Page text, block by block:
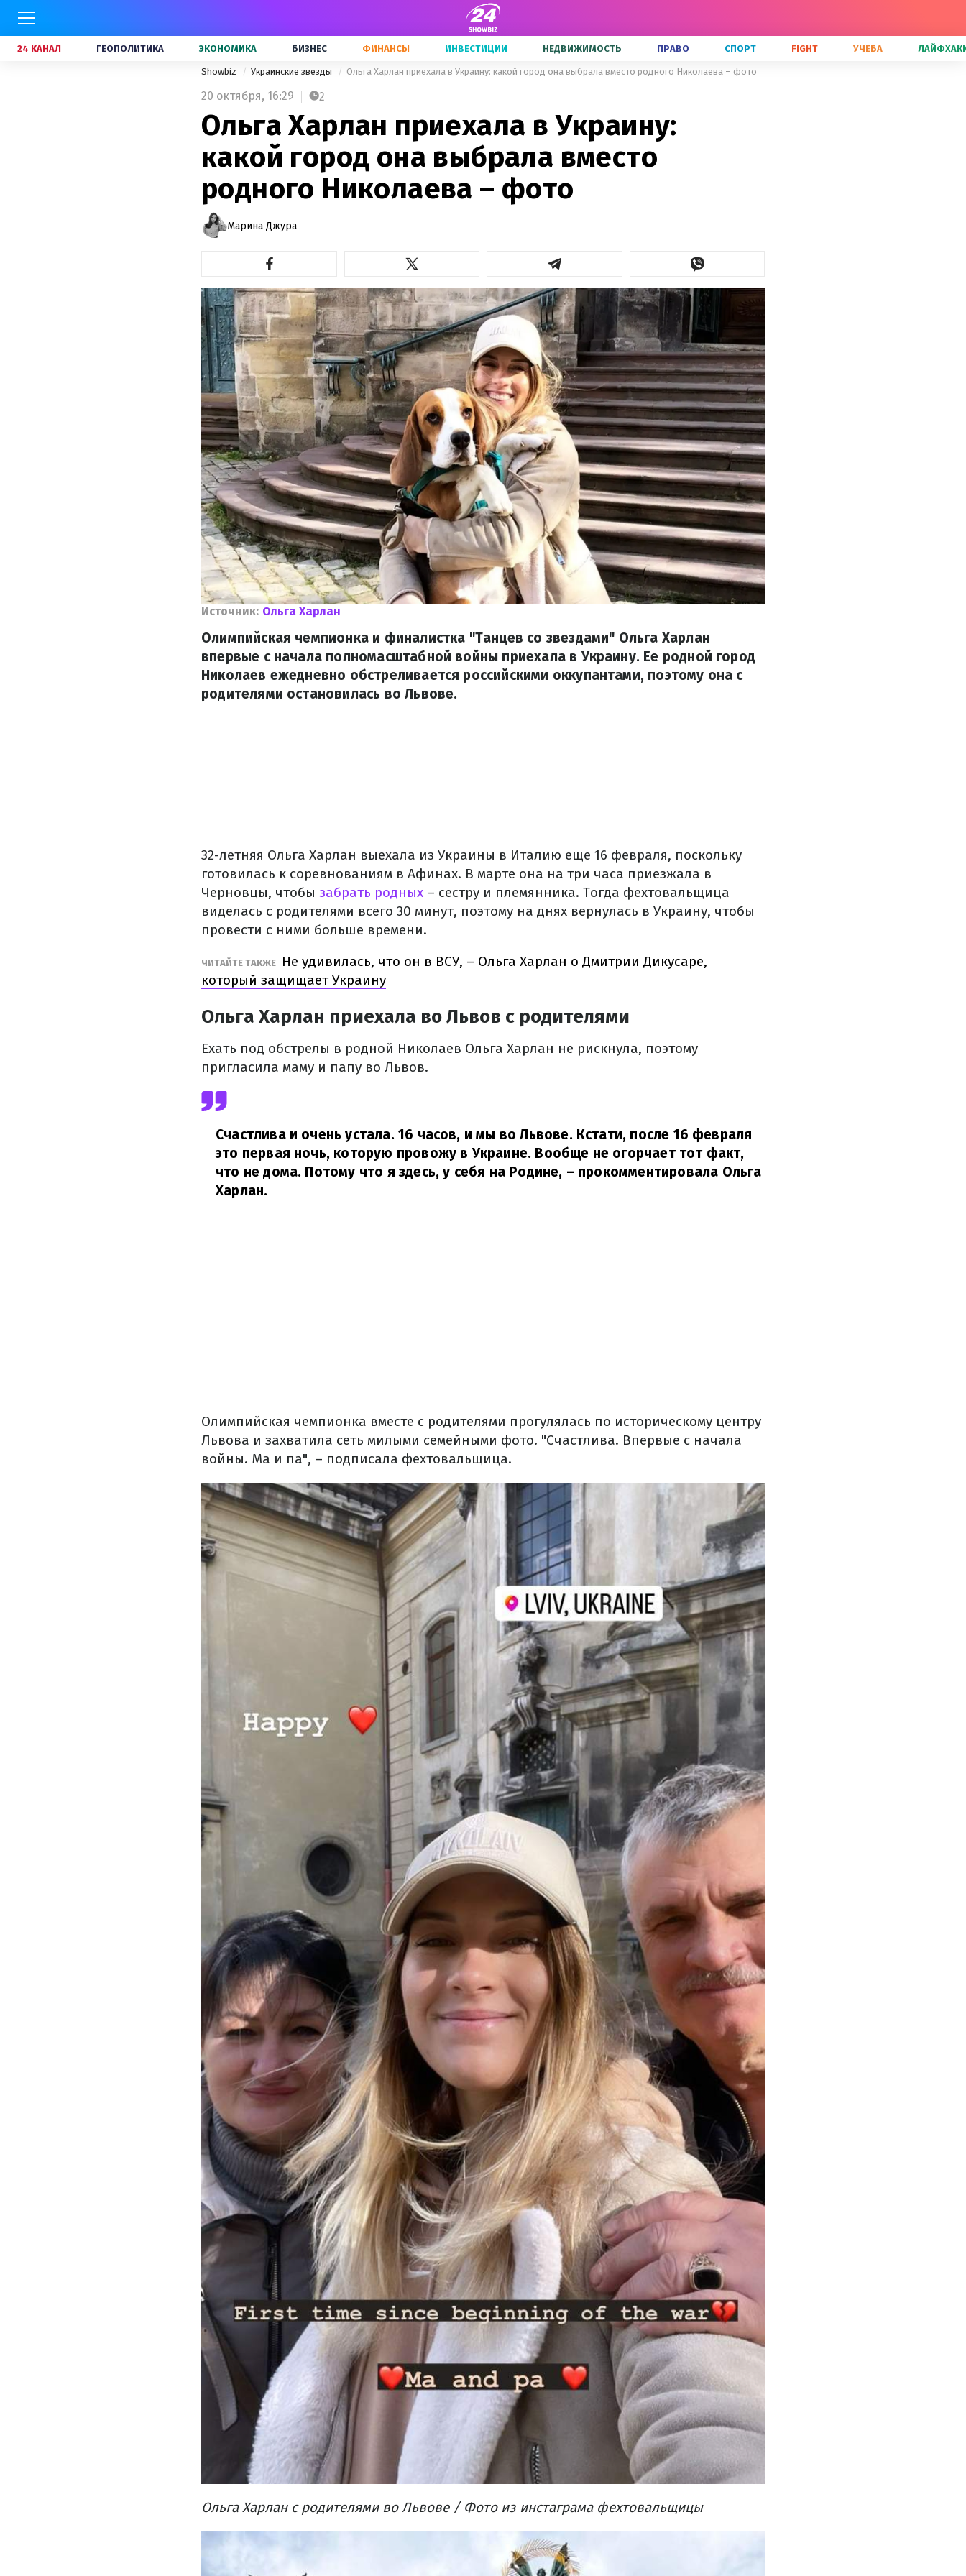
24 КАНАЛ ГЕОПОЛИТИКА ЭКОНОМИКА БИЗНЕС ФИНАНСЫ ИНВЕСТИЦИИ НЕДВИЖИМОСТЬ ПРАВО СПОРТ FIGHT УЧЕБА
Showbiz Украинские звезды Ольга Харлан приехала в Украину: какой город она выбрала вместо родного Николаева – фото
20 октября, 16:29 2
Ольга Харлан приехала в Украину:
какой город она выбрала вместо
родного Николаева – фото
Марина Джура
Источник: Ольга Харлан
Олимпийская чемпионка и финалистка "Танцев со звездами" Ольга Харлан
впервые с начала полномасштабной войны приехала в Украину. Ее родной город
Николаев ежедневно обстреливается российскими оккупантами, поэтому она с
родителями остановилась во Львове.
32-летняя Ольга Харлан выехала из Украины в Италию еще 16 февраля, поскольку
готовилась к соревнованиям в Афинах. В марте она на три часа приезжала в
Черновцы, чтобы забрать родных – сестру и племянника. Тогда фехтовальщица
виделась с родителями всего 30 минут, поэтому на днях вернулась в Украину, чтобы
провести с ними больше времени.
ЧИТАЙТЕ ТАКЖЕ
Не удивилась, что он в ВСУ, – Ольга Харлан о Дмитрии Дикусаре,
который защищает Украину
Ольга Харлан приехала во Львов с родителями
Ехать под обстрелы в родной Николаев Ольга Харлан не рискнула, поэтому
пригласила маму и папу во Львов.
Счастлива и очень устала. 16 часов, и мы во Львове. Кстати, после 16 февраля
это первая ночь, которую провожу в Украине. Вообще не огорчает тот факт,
что не дома. Потому что я здесь, у себя на Родине, – прокомментировала Ольга
Харлан.
Олимпийская чемпионка вместе с родителями прогулялась по историческому центру
Львова и захватила сеть милыми семейными фото. "Счастлива. Впервые с начала
войны. Ма и па", – подписала фехтовальщица.
Ольга Харлан с родителями во Львове / Фото из инстаграма фехтовальщицы